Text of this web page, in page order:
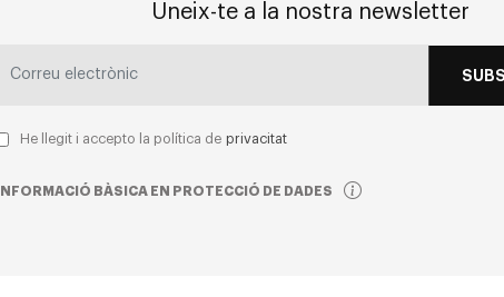
Uneix-te a la nostra newsletter
He llegit i accepto la política de privacitat
INFORMACIÓ BÀSICA EN PROTECCIÓ DE DADES